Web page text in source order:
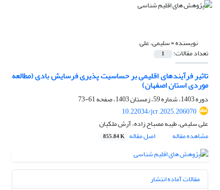
نویسنده =سلیمی، علی
تعداد مقالات: 1
تاثیر فرآیندهای اقلیمی بر حساسیت پذیری فرسایش بادی (مطالعه
موردی استان اصفهان)
دوره 1403، شماره 59، زمستان 1403، صفحه
61-73
10.22034/jcr.2025.206070
علی سلیمی، طیبه مصباح زاده، آرش ملکیان
مشاهده مقاله
اصل مقاله 855.84 K
مقالات آماده انتشار